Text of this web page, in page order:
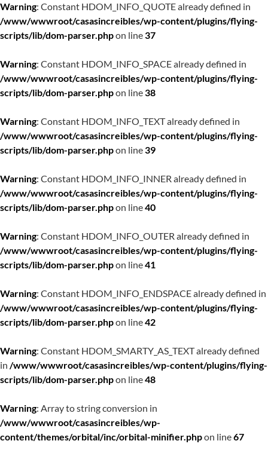
Warning: Constant HDOM_INFO_QUOTE already defined in
/www/wwwroot/casasincreibles/wp-content/plugins/flying-
scripts/lib/dom-parser.phpon line37
Warning: Constant HDOM_INFO_SPACE already defined in
/www/wwwroot/casasincreibles/wp-content/plugins/flying-
scripts/lib/dom-parser.phpon line38
Warning: Constant HDOM_INFO_TEXT already defined in
/www/wwwroot/casasincreibles/wp-content/plugins/flying-
scripts/lib/dom-parser.phpon line39
Warning: Constant HDOM_INFO_INNER already defined in
/www/wwwroot/casasincreibles/wp-content/plugins/flying-
scripts/lib/dom-parser.phpon line40
Warning: Constant HDOM_INFO_OUTER already defined in
/www/wwwroot/casasincreibles/wp-content/plugins/flying-
scripts/lib/dom-parser.phpon line41
Warning: Constant HDOM_INFO_ENDSPACE already defined in
/www/wwwroot/casasincreibles/wp-content/plugins/flying-
scripts/lib/dom-parser.phpon line42
Warning: Constant HDOM_SMARTY_AS_TEXT already defined
in /www/wwwroot/casasincreibles/wp-content/plugins/flying-
scripts/lib/dom-parser.phpon line48
Warning: Array to string conversion in
/www/wwwroot/casasincreibles/wp-
content/themes/orbital/inc/orbital-minifier.phpon line67